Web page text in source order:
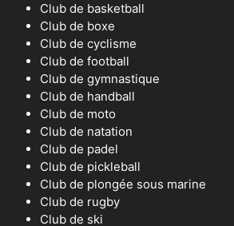
Club de basketball
Club de boxe
Club de cyclisme
Club de football
Club de gymnastique
Club de handball
Club de moto
Club de natation
Club de padel
Club de pickleball
Club de plongée sous marine
Club de rugby
Club de ski